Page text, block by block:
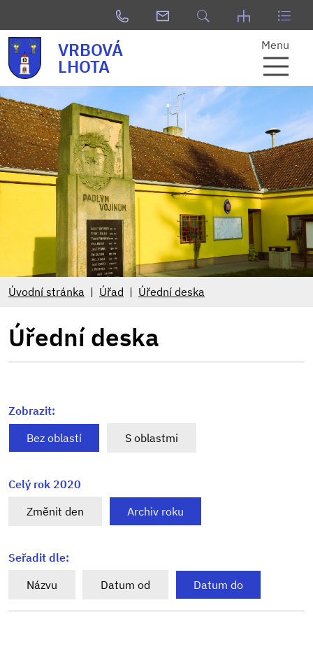
VRBOVÁ
LHOTA
Menu
Úvodní stránka Úřad Úřední deska
Úřední deska
Zobrazit:
Bez oblastí
S oblastmi
Celý rok 2020
Změnit den
Archiv roku
Seřadit dle:
Názvu
Datum od Datum do